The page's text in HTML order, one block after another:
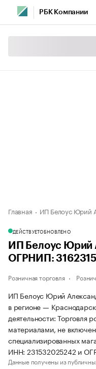
РБК Компании
Главная ИП Белоус Юрий
ДЕЙСТВУЕТОБНОВЛЕНО
ИП Белоус Юрий
ОГРНИП:
Розничная торговля
ИП Белоус Юрий
в регионе —
деятельности: Торговля
материалами, не
специализированных
ИНН: 231532025242 и
Данные получены из